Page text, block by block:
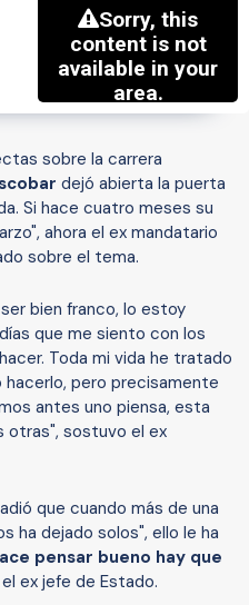
sobre la carrera
dejó abierta la puerta
Si hace cuatro meses su
ahora el ex mandatario
sobre el tema.
bien franco, lo estoy
que me siento con los
Toda mi vida he tratado
pero precisamente
antes uno piensa, esta
otras", sostuvo el ex
que cuando más de una
ha dejado solos", ello le ha
pensar bueno hay que
ex jefe de Estado.